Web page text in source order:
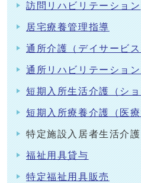
訪問リハビリテーション
居宅療養管理指導
通所介護（デイサービス
通所リハビリテーション
短期入所生活介護（ショ
短期入所療養介護（医
特定施設入居者生活介護
福祉用具貸与
特定福祉用具販売